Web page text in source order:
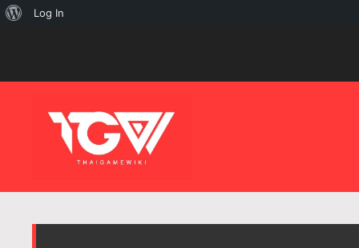
เกี่ยวLog In